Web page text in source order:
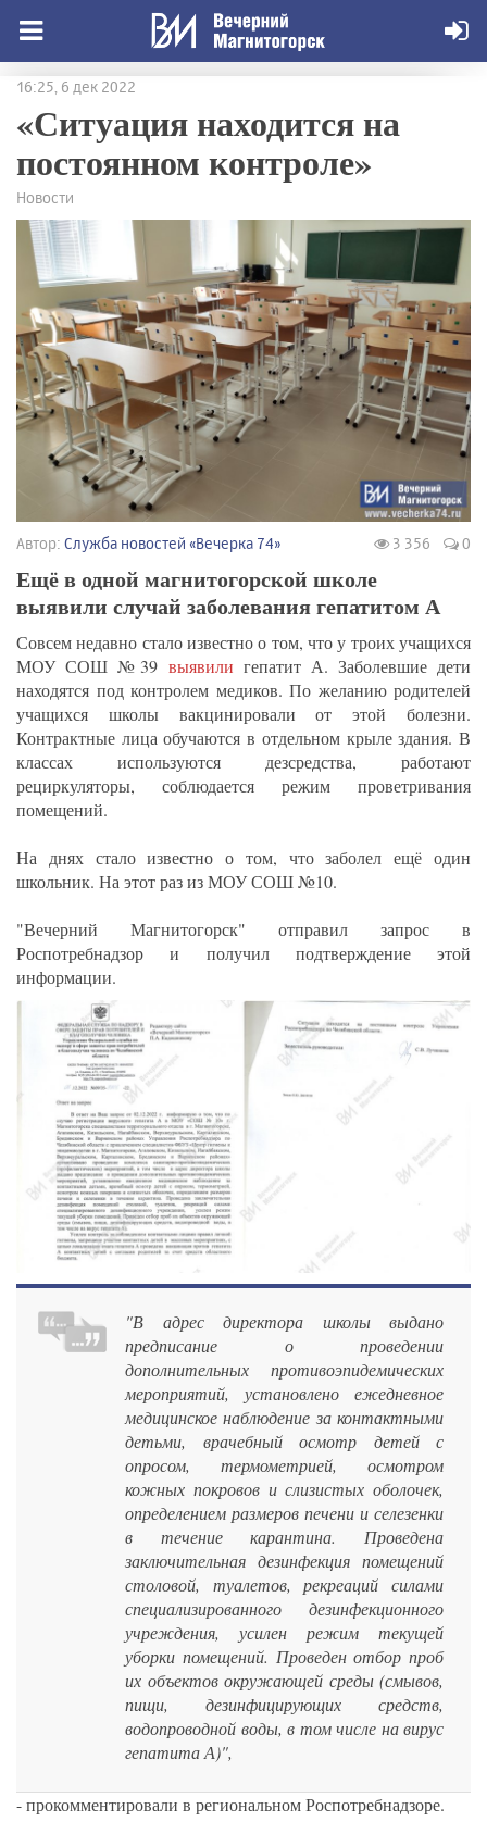
16:25, 6 дек 2022
«Ситуация находится на
постоянном контроле»
Новости
Автор: Служба новостей «Вечерка 74» 3 356 0
Ещё в одной магнитогорской школе
выявили случай заболевания гепатитом А
Совсем недавно стало известно о том, что у троих учащихся
МОУ СОШ №39 выявили гепатит А. Заболевшие дети
находятся под контролем медиков. По желанию родителей
учащихся школы вакцинировали от этой болезни.
Контрактные лица обучаются в отдельном крыле здания. В
классах используются дезсредства, работают
рециркуляторы, соблюдается режим проветривания
помещений.
На днях стало известно о том, что заболел ещё один
школьник. На этот раз из МОУ СОШ №10.
"Вечерний Магнитогорск" отправил запрос в
Роспотребнадзор и получил подтверждение этой
информации.
"В адрес директора школы выдано
предписание о проведении
дополнительных противоэпидемических
мероприятий, установлено ежедневное
медицинское наблюдение за контактными
детьми, врачебный осмотр детей с
опросом, термометрией, осмотром
кожных покровов и слизистых оболочек,
определением размеров печени и селезенки
в течение карантина. Проведена
заключительная дезинфекция помещений
столовой, туалетов, рекреаций силами
специализированного дезинфекционного
учреждения, усилен режим текущей
уборки помещений. Проведен отбор проб
их объектов окружающей среды (смывов,
пищи, дезинфицирующих средств,
водопроводной воды, в том числе на вирус
гепатита А)",
- прокомментировали в региональном Роспотребнадзоре.